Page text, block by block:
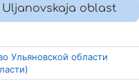
oblast
Ульяновской области